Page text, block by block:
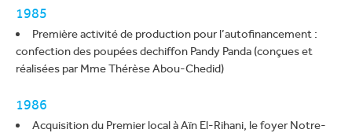
1985
Première activité de production pour l’autofinancement :
confection des poupées dechiffon Pandy Panda (conçues et
réalisées par Mme Thérèse Abou-Chedid)
1986
Acquisition du Premier local à Aïn El-Rihani, le foyer Notre-